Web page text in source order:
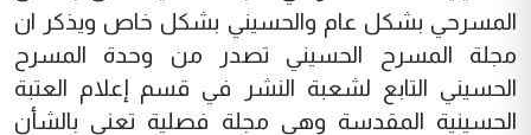
المسرحي بشكل عام والحسيني بشكل خاص ويذكر ان
مجلة المسرح الحسيني تصدر من وحدة المسرح
الحسيني التابع لشعبة النشر في قسم إعلام العتبة
الحسينية المقدسة وهي مجلة فصلية تعنى بالشأن